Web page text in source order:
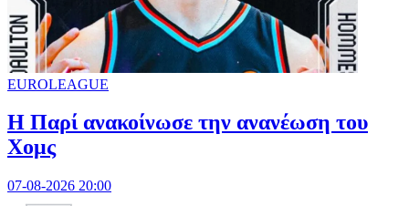
EUROLEAGUE
Η Παρί ανακοίνωσε την ανανέωση του
Χομς
07-08-2026 20:00